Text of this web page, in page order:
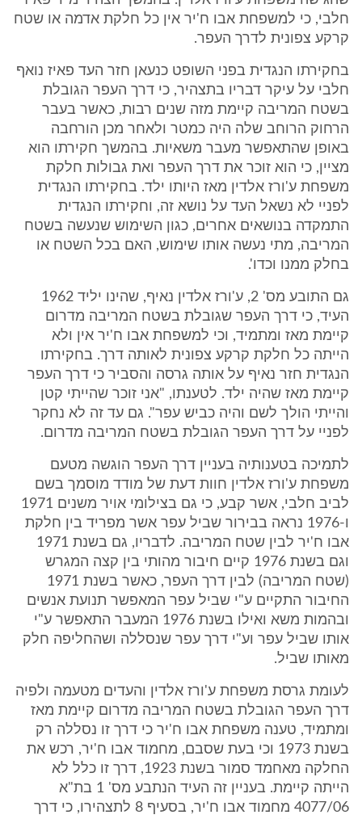
חלבי, כי למשפחת אבו ח'יר אין כל חלקת אדמה או שטח
קרקע צפונית לדרך העפר.
בחקירתו הנגדית בפני השופט כנעאן חזר העד פאיז נואף
חלבי על עיקר דבריו בתצהיר, כי דרך העפר הגובלת
בשטח המריבה קיימת מזה שנים רבות, כאשר בעבר
הרחוק הרוחב שלה היה כמטר ולאחר מכן הורחבה
באופן שהתאפשר מעבר משאיות. בהמשך חקירתו הוא
מציין, כי הוא זוכר את דרך העפר ואת גבולות חלקת
משפחת ע'ורז אלדין מאז היותו ילד. בחקירתו הנגדית
לפניי לא נשאל העד על נושא זה, וחקירתו הנגדית
התמקדה בנושאים אחרים, כגון השימוש שנעשה בשטח
המריבה, מתי נעשה אותו שימוש, האם בכל השטח או
בחלק ממנו וכדו'.
גם התובע מס' 2, ע'ורז אלדין נאיף, שהינו יליד 1962
העיד, כי דרך העפר שגובלת בשטח המריבה מדרום
קיימת מאז ומתמיד, וכי למשפחת אבו ח'יר אין ולא
הייתה כל חלקת קרקע צפונית לאותה דרך. בחקירתו
הנגדית חזר נאיף על אותה גרסה והסביר כי דרך העפר
קיימת מאז שהיה ילד. לטענתו, "אני זוכר שהייתי קטן
והייתי הולך לשם והיה כביש עפר". גם עד זה לא נחקר
לפניי על דרך העפר הגובלת בשטח המריבה מדרום.
לתמיכה בטענותיה בעניין דרך העפר הוגשה מטעם
משפחת ע'ורז אלדין חוות דעת של מודד מוסמך בשם
לביב חלבי, אשר קבע, כי גם בצילומי אויר משנים 1971
ו-1976 נראה בבירור שביל עפר אשר מפריד בין חלקת
אבו ח'יר לבין שטח המריבה. לדבריו, גם בשנת 1971
וגם בשנת 1976 קיים חיבור מהותי בין קצה המגרש
(שטח המריבה) לבין דרך העפר, כאשר בשנת 1971
החיבור התקיים ע"י שביל עפר המאפשר תנועת אנשים
ובהמות משא ואילו בשנת 1976 המעבר התאפשר ע"י
אותו שביל עפר וע"י דרך עפר שנסללה ושהחליפה חלק
מאותו שביל.
לעומת גרסת משפחת ע'ורז אלדין והעדים מטעמה ולפיה
דרך העפר הגובלת בשטח המריבה מדרום קיימת מאז
ומתמיד, טענה משפחת אבו ח'יר כי דרך זו נסללה רק
בשנת 1973 וכי בעת שסבם, מחמוד אבו ח'יר, רכש את
החלקה מאחמד סמור בשנת 1923, דרך זו כלל לא
הייתה קיימת. בעניין זה העיד הנתבע מס' 1 בת"א
4077/06 מחמוד אבו ח'יר, בסעיף 8 לתצהירו, כי דרך